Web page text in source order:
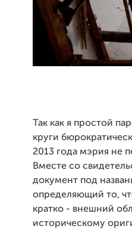
Так как я простой
круги
2013 года мэрия не
Вместе со
документ под
определяющий то,
кратко - внешний
историческому